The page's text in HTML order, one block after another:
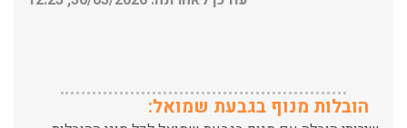
החל מהובלת תכולת דירה שלמה עם מנוף ועד פריט בודד.
עודכן לאחרונה: 24/02/2026, 10:42